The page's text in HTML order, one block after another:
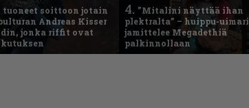
tuoneet soittoon jotain
Andreas Kisser
jonka riffit ovat
4. ”Mitalini näyttää ihan
plektralta” – huippu-uimari
jamittelee Megadethiä
palkinnollaan